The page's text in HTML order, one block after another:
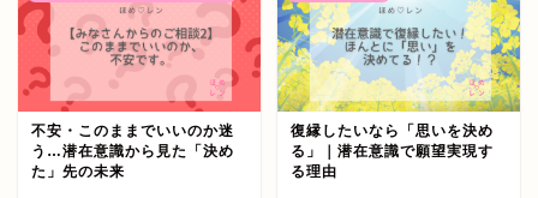
不安・このままでいいのか迷
う…潜在意識から見た「決め
た」先の未来
復縁したいなら「思いを決め
る」｜潜在意識で願望実現す
る理由